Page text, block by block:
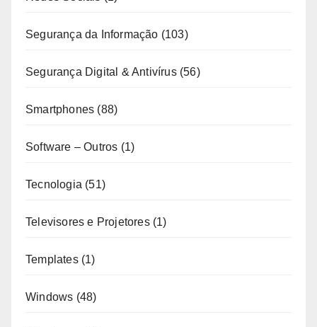
Segurança da Informação (103)
Segurança Digital & Antivírus(56)
Smartphones (88)
Software – Outros (1)
Tecnologia (51)
Televisores e Projetores(1)
Templates(1)
Windows (48)